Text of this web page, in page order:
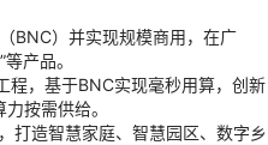
（BNC）并实现规模商用，在广
产品。
程，基于BNC实现毫秒用算，创新
按需供给。
打造智慧家庭、智慧园区、数字乡